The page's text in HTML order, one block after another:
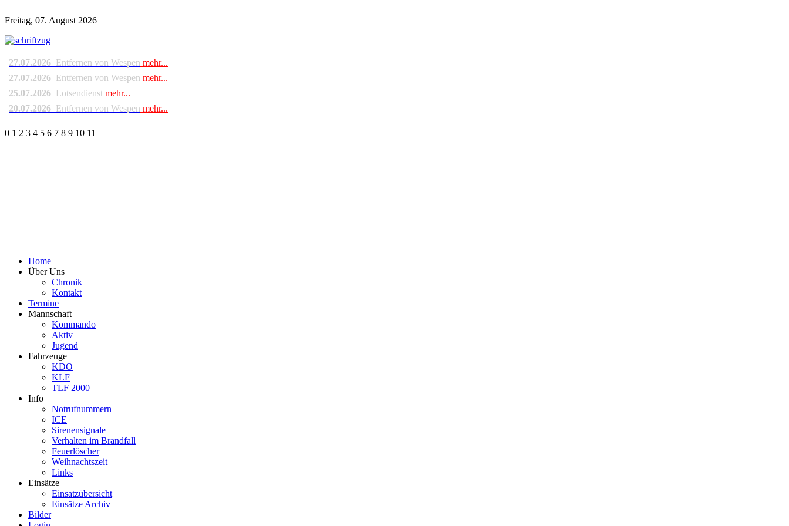
Freitag, 07. August 2026
27.07.2026 Entfernen von Wespen mehr...
27.07.2026 Entfernen von Wespen mehr...
25.07.2026 Lotsendienst mehr...
20.07.2026 Entfernen von Wespen mehr...
0 1 2 3 4 5 6 7 8 9 10 11
Home
Über Uns
Chronik
Kontakt
Termine
Mannschaft
Kommando
Aktiv
Jugend
Fahrzeuge
KDO
KLF
TLF 2000
Info
Notrufnummern
ICE
Sirenensignale
Verhalten im Brandfall
Feuerlöscher
Weihnachtszeit
Links
Einsätze
Einsatzübersicht
Einsätze Archiv
Bilder